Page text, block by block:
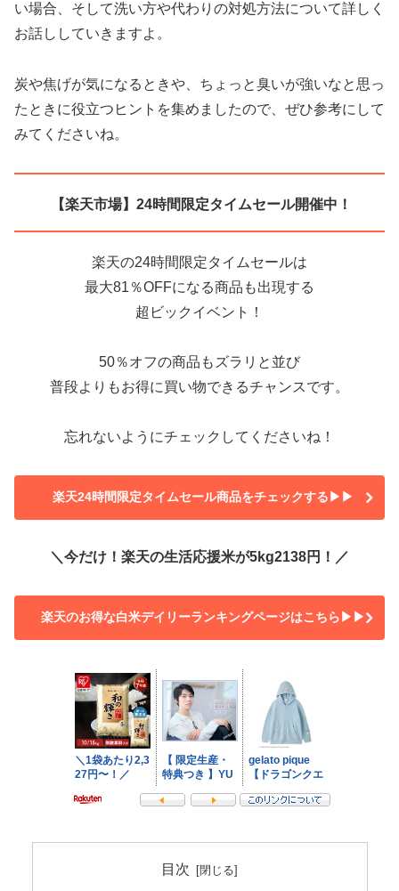
い場合、そして洗い方や代わりの対処方法について詳しく
お話ししていきますよ。
炭や焦げが気になるときや、ちょっと臭いが強いなと思っ
たときに役立つヒントを集めましたので、ぜひ参考にして
みてくださいね。
【楽天市場】24時間限定タイムセール開催中！
楽天の24時間限定タイムセールは
最大81％OFFになる商品も出現する
超ビックイベント！
50％オフの商品もズラリと並び
普段よりもお得に買い物できるチャンスです。
忘れないようにチェックしてくださいね！
楽天24時間限定タイムセール商品をチェックする▶▶
＼今だけ！楽天の生活応援米が5kg2138円！／
楽天のお得な白米デイリーランキングページはこちら▶▶
目次